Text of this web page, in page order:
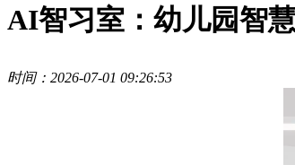
AI智习室：幼儿园智
时间：2026-07-01 09:26:53